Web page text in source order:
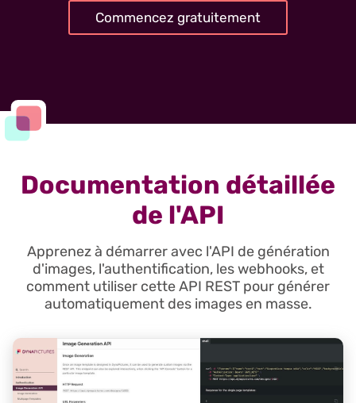
Commencez gratuitement
Documentation détaillée
de l'API
Apprenez à démarrer avec l'API de génération
d'images, l'authentification, les webhooks, et
comment utiliser cette API REST pour générer
automatiquement des images en masse.